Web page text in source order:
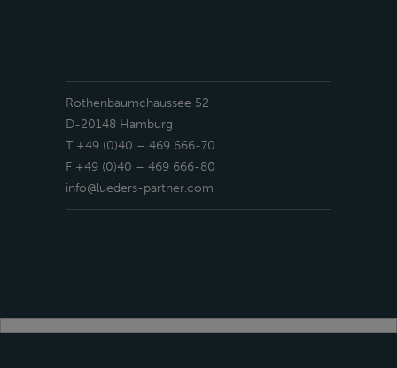
Rothenbaumchaussee 52
D-20148 Hamburg
T +49 (0)40 – 469 666-70
F +49 (0)40 – 469 666-80
info@lueders-partner.com